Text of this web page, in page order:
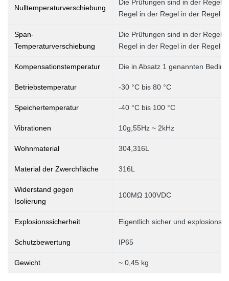
Nulltemperaturverschiebung
Die Prüfungen sind in der Regel
Regel in der Regel in der Regel
Span-
Temperaturverschiebung
Die Prüfungen sind in der Regel
Regel in der Regel in der Regel
Kompensationstemperatur Die in Absatz 1 genannten
Betriebstemperatur -30 °C bis 80 °C
Speichertemperatur -40 °C bis 100 °C
Vibrationen 10g,55Hz ~ 2kHz
Wohnmaterial 304,316L
Material der Zwerchfläche 316L
Widerstand gegen
Isolierung
100MΩ 100VDC
Explosionssicherheit Eigentlich sicher und
Schutzbewertung IP65
Gewicht ~ 0,45 kg